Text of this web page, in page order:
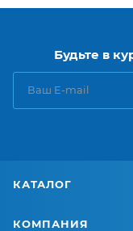
Будьте в
КАТАЛОГ
КОМПАНИЯ